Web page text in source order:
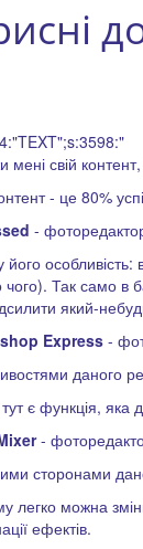
мені свій
- це 80%
-
особливість:
чого). Так само в
який-
Express -
даного
є функція,
-
сторонами
легко можна
ефектів.